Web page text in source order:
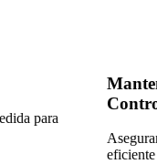
para